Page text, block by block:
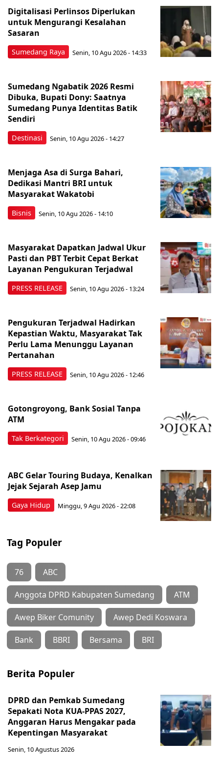
Sumedang Raya
Digitalisasi Perlinsos Diperlukan
untuk Mengurangi Kesalahan
Sasaran
Senin, 10 Agu 2026 - 14:33
Destinasi
Sumedang Ngabatik 2026 Resmi
Dibuka, Bupati Dony: Saatnya
Sumedang Punya Identitas Batik
Sendiri
Senin, 10 Agu 2026 - 14:27
Bisnis
Menjaga Asa di Surga Bahari,
Dedikasi Mantri BRI untuk
Masyarakat Wakatobi
Senin, 10 Agu 2026 - 14:10
PRESS RELEASE
Masyarakat Dapatkan Jadwal Ukur
Pasti dan PBT Terbit Cepat Berkat
Layanan Pengukuran Terjadwal
Senin, 10 Agu 2026 - 13:24
PRESS RELEASE
Pengukuran Terjadwal Hadirkan
Kepastian Waktu, Masyarakat Tak
Perlu Lama Menunggu Layanan
Pertanahan
Senin, 10 Agu 2026 - 12:46
Tak Berkategori
Gotongroyong, Bank Sosial Tanpa
ATM
Senin, 10 Agu 2026 - 09:46
Gaya Hidup
ABC Gelar Touring Budaya, Kenalkan
Jejak Sejarah Asep Jamu
Minggu, 9 Agu 2026 - 22:08
Tag Populer
76 ABC
Anggota DPRD Kabupaten Sumedang ATM
Awep Biker Comunity Awep Dedi Koswara
Bank BBRI Bersama BRI
Berita Populer
DPRD dan Pemkab Sumedang
Sepakati Nota KUA-PPAS 2027,
Anggaran Harus Mengakar pada
Kepentingan Masyarakat
Senin, 10 Agustus 2026